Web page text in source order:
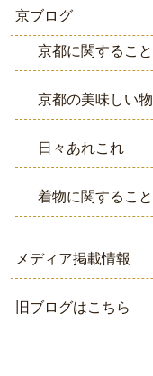
京ブログ
京都に関すること
京都の美味しい物
日々あれこれ
着物に関すること
メディア掲載情報
旧ブログはこちら